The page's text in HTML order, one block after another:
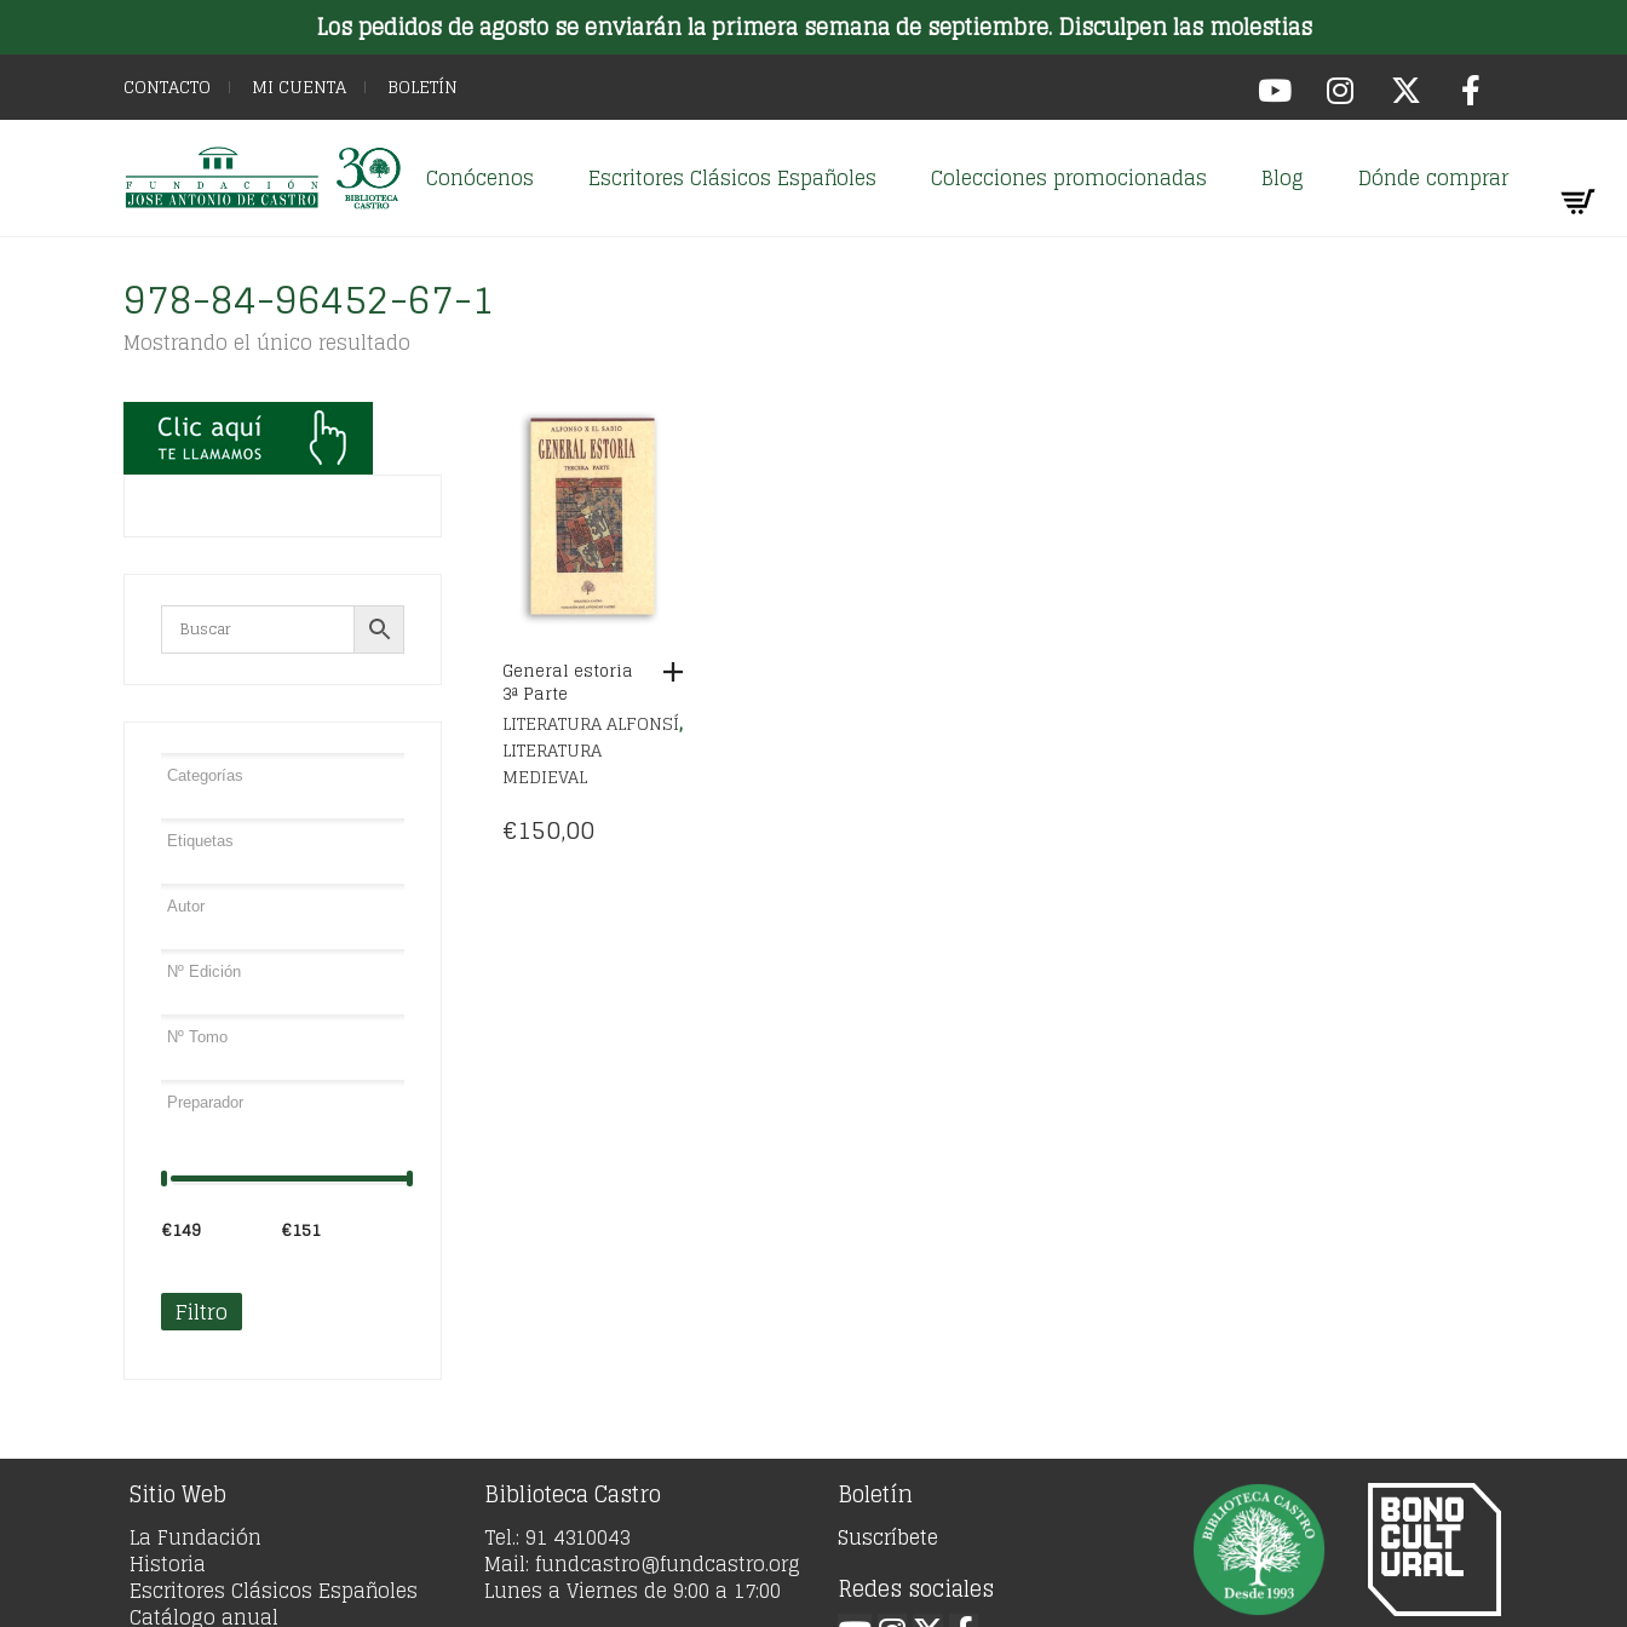
Los pedidos de agosto se enviarán la primera semana de septiembre. Disculpen las molestias
CONTACTO MI CUENTA BOLETÍN
Conócenos Escritores Clásicos Españoles Colecciones promocionadas Blog Dónde comprar
978-84-96452-67-1
Mostrando el único resultado
General estoria
3ª Parte
LITERATURA ALFONSÍ,
LITERATURA
MEDIEVAL
€150,00
€149 €151
Filtro
Sitio Web
La Fundación
Historia
Escritores Clásicos Españoles
Catálogo anual
Biblioteca Castro
Tel.: 91 4310043
Mail: fundcastro@fundcastro.org
Lunes a Viernes de 9:00 a 17:00
Boletín
Suscríbete
Redes sociales